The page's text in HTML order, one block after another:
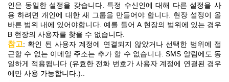
인은 동일한 설정을 갖습니다. 특정 수신인에 대해 다른 설정을 사
용 하려면 개인에 대한 새 그룹을 만들어야 합니다. 현장 설정이 올
바른 범위 내에 있어야합니다. 예를 들어 A 현장의 범위에 있는 경우
B 현장의 사용자를 찾을 수 없습니다
참고: 확인 된 사용자 계정에 연결되지 않았거나 선택한 범위에 접
근할 수 없는 이메일 주소는 추가 할 수 없습니다. SMS 알림에도 동
일하게 적용됩니다 (유효한 전화 번호가 사용자 계정에 연결된 경우
에만 사용 가능합니다. )